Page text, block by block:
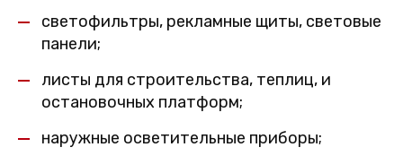
светофильтры, рекламные щиты, световые
панели;
листы для строительства, теплиц, и
остановочных платформ;
наружные осветительные приборы;